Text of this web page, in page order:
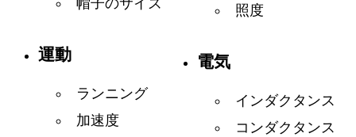
帽子のサイズ
運動
ランニング
加速度
照度
電気
インダクタンス
コンダクタンス